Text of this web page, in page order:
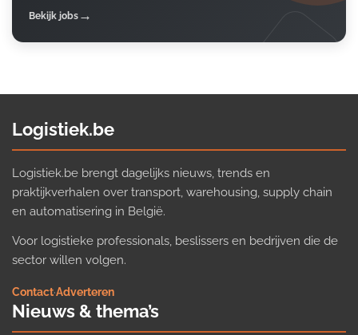
Bekijk jobs
Logistiek.be
Logistiek.be brengt dagelijks nieuws, trends en
praktijkverhalen over transport, warehousing, supply chain
en automatisering in België.
Voor logistieke professionals, beslissers en bedrijven die de
sector willen volgen.
Contact·Adverteren
Nieuws & thema’s